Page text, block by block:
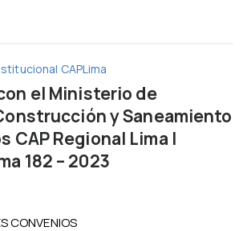
CAPLima
el Ministerio de
y Saneamiento
CAP Regional Lima |
182 – 2023
CONVENIOS